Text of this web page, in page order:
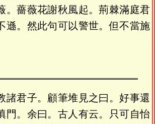
。薔薇花謝秋風起。荊棘滿庭君
遜。然此句可以警世。但不當施
諸君子。顧筆堆見之曰。好事還
門。余曰。古人有云。只可自怡